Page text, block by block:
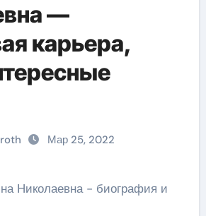
—
карьера,
Мар 25, 2022